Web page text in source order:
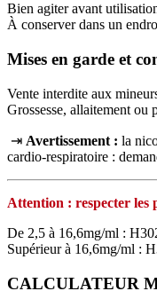
Bien agiter avant
À conserver dans un
Mises en garde et
Vente interdite aux
Grossesse, allaitement ou
⇥ Avertissement : la
cardio‑respiratoire :
Attention : respecter les
De 2,5 à 16,6mg/ml :
Supérieur à 16,6mg/ml :
CALCULATEUR